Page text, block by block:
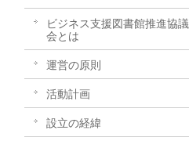
ビジネス支援図書館推進協議
会とは
運営の原則
活動計画
設立の経緯